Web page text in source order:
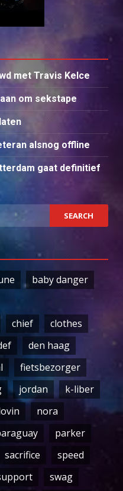
met Travis Kelce
om sekstape
alsnog offline
gaat definitief
baby danger
chief
clothes
den haag
fietsbezorger
jordan
k-liber
nora
parker
sacrifice
speed
swag